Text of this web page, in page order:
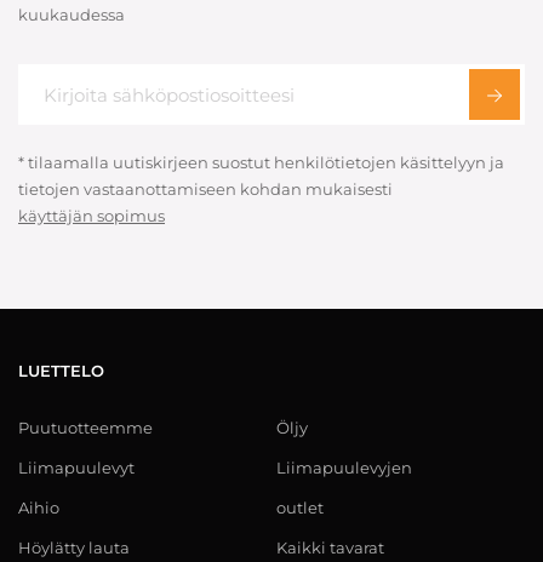
kuukaudessa
* tilaamalla uutiskirjeen suostut henkilötietojen käsittelyyn ja
tietojen vastaanottamiseen kohdan mukaisesti
käyttäjän sopimus
LUETTELO
Puutuotteemme
Liimapuulevyt
Aihio
Höylätty lauta
Öljy
Liimapuulevyjen
outlet
Kaikki tavarat